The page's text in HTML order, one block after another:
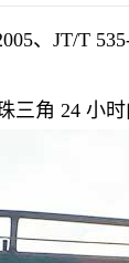
、JT/T 535-
三角 24 小